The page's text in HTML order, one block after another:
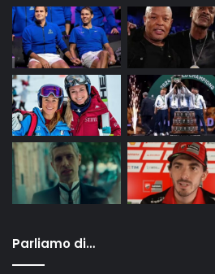
Parliamo di…